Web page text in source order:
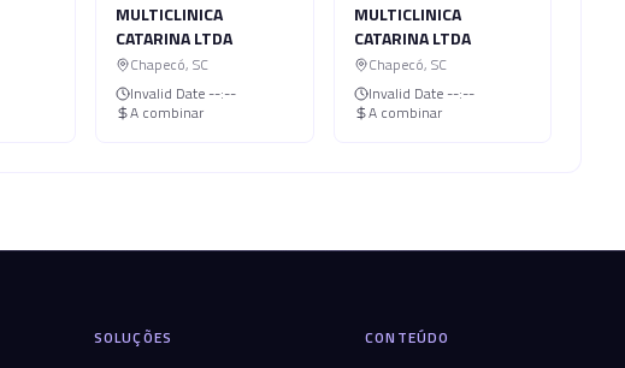
MULTICLINICA
CATARINA LTDA
Chapecó, SC
Invalid Date --:--
A combinar
MULTICLINICA
CATARINA LTDA
Chapecó, SC
Invalid Date --:--
A combinar
SOLUÇÕES CONTEÚDO